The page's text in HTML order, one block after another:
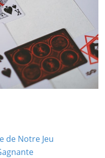
de Notre Jeu